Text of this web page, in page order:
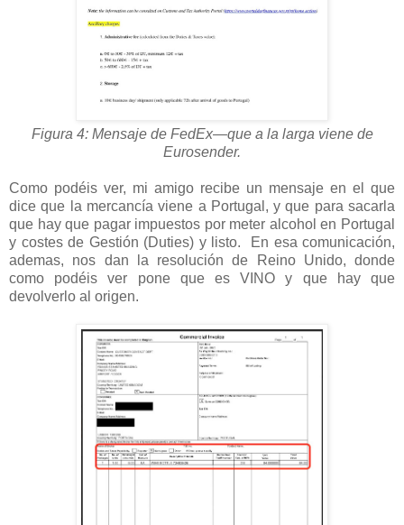
Figura 4: Mensaje de FedEx—que a la larga viene de
Eurosender.
Como podéis ver, mi amigo recibe un mensaje en el que
dice que la mercancía viene a Portugal, y que para sacarla
que hay que pagar impuestos por meter alcohol en Portugal
y costes de Gestión (Duties) y listo. En esa comunicación,
ademas, nos dan la resolución de Reino Unido, donde
como podéis ver pone que es VINO y que hay que
devolverlo al origen.